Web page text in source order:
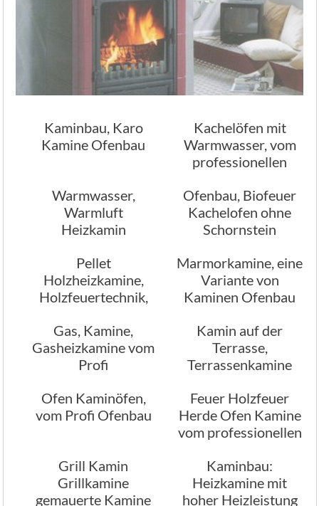
Kaminbau, Karo
Kamine Ofenbau
Kachelöfen mit
Warmwasser, vom
professionellen
Warmwasser,
Warmluft
Heizkamin
Warmluftherd
Ofenbau, Biofeuer
Kachelofen ohne
Schornstein
Pellet
Holzheizkamine,
Holzfeuertechnik,
Marmorkamine, eine
Variante von
Kaminen Ofenbau
Gas, Kamine,
Gasheizkamine vom
Profi
Kamin auf der
Terrasse,
Terrassenkamine
Gartengrillkamine
Ofen Kaminöfen,
vom Profi Ofenbau
Feuer Holzfeuer
Herde Ofen Kamine
vom professionellen
Grill Kamin
Grillkamine
gemauerte Kamine
Kaminbau:
Heizkamine mit
hoher Heizleistung